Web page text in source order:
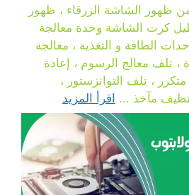
ظهور الشاشة الزرقاء ، ظهور
كرت الشاشة وحدة معالجة
الطاقة و التغذية ، معالجة
، تلف معالج الرسوم ، إعادة
، تلف التوانزستور ،
مآخذ ... اقرأ المزيد